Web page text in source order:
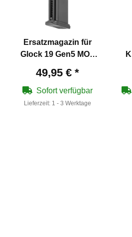
Ersatzmagazin für
Glock 19 Gen5 MOS
Schuss
49,95 € *
Sofort verfügbar
Lieferzeit: 1 - 3 Werktage